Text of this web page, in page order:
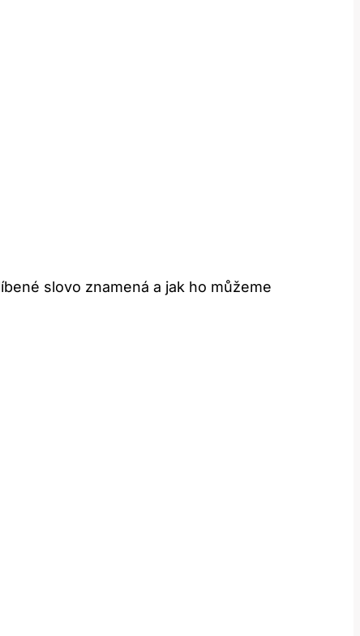
slovo znamená a jak ho můžeme